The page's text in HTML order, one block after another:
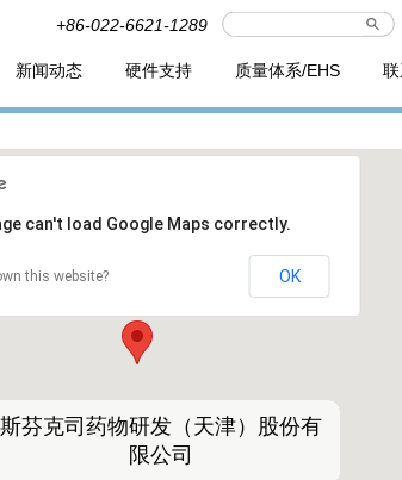
+86-022-6621-1289
新闻动态 硬件支持 质量体系/EHS
斯芬克司药物研发（天津）股份有
限公司
can't load Google Maps correctly.
this website? OK